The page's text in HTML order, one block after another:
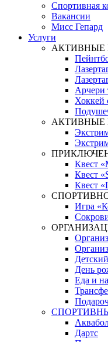
Спортивная
Вакансии
Мисс Гепард
Услуги
АКТИВНЫЕ
Арчери
Хоккей
АКТИВНЫЕ
Квест
Квест
Квест
Игра
День
Еда и
Дартс